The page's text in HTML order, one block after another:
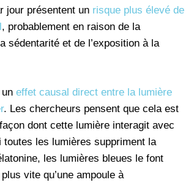
jour présentent un risque plus élevé de
, probablement en raison de la
sédentarité et de l’exposition à la
effet causal direct entre la lumière
. Les chercheurs pensent que cela est
dont cette lumière interagit avec
toutes les lumières suppriment la
les lumières bleues le font
vite qu’une ampoule à